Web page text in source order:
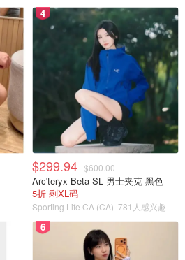
4
$299.94 $600.00
Arc'teryx Beta SL 男士夹克 黑色
5折 剩XL码
Sporting Life CA (CA) 781人感兴趣
6